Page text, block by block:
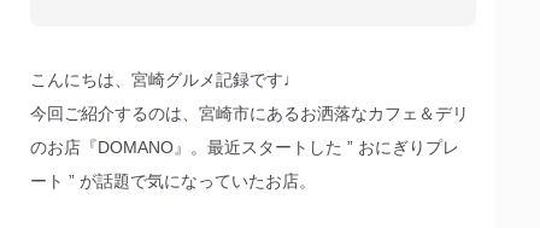
こんにちは、宮崎グルメ記録です♩
今回ご紹介するのは、宮崎市にあるお洒落なカフェ＆デリ
のお店『DOMANO』。最近スタートした ” おにぎりプレ
ート ” が話題で気になっていたお店。